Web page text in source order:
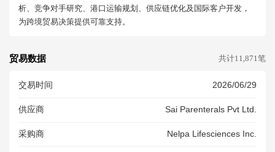
析、竞争对手研究、港口运输规划、供应链优化及国际客户开发，
为跨境贸易决策提供可靠支持。
贸易数据 共计11,871笔
交易时间 2026/06/29
供应商 Sai Parenterals Pvt Ltd.
采购商 Nelpa Lifesciences Inc.